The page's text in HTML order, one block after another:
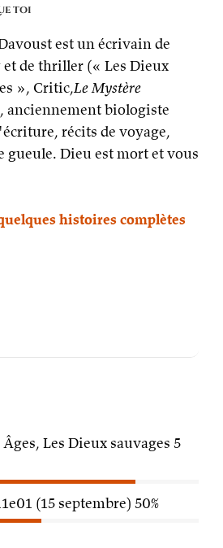
toi
est un écrivain de
et de thriller (« Les Dieux
», Critic,Le Mystère
anciennement biologiste
récits de voyage,
gueule. Dieu est mort et vous
histoires complètes
Les Dieux sauvages 5
(15 septembre) 50%